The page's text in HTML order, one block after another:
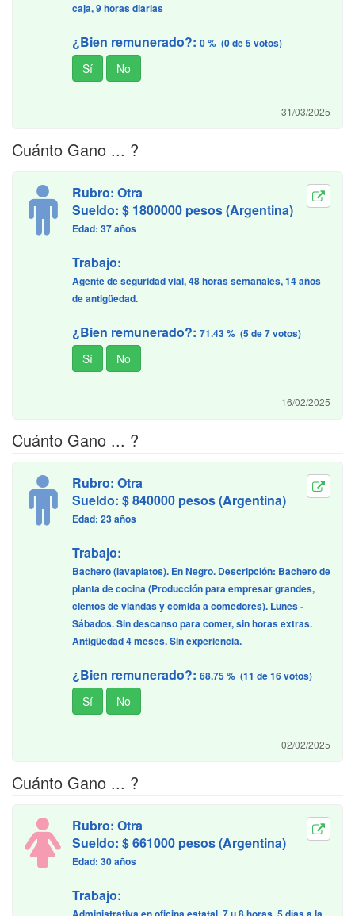
caja, 9 horas diarias
¿Bien remunerado?: 0 % (0 de 5 votos)
31/03/2025
Cuánto Gano ... ?
Rubro: Otra
Sueldo: $ 1800000 pesos (Argentina)
Edad: 37 años
Trabajo:
Agente de seguridad vial, 48 horas semanales, 14 años
de antigüedad.
¿Bien remunerado?: 71.43 % (5 de 7 votos)
16/02/2025
Cuánto Gano ... ?
Rubro: Otra
Sueldo: $ 840000 pesos (Argentina)
Edad: 23 años
Trabajo:
Bachero (lavaplatos). En Negro. Descripción: Bachero de
planta de cocina (Producción para empresar grandes,
cientos de viandas y comida a comedores). Lunes -
Sábados. Sin descanso para comer, sin horas extras.
Antigüedad 4 meses. Sin experiencia.
¿Bien remunerado?: 68.75 % (11 de 16 votos)
02/02/2025
Cuánto Gano ... ?
Rubro: Otra
Sueldo: $ 661000 pesos (Argentina)
Edad: 30 años
Trabajo: